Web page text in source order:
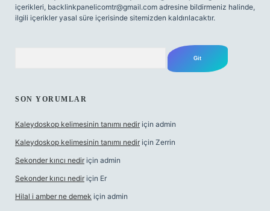
içerikleri, backlinkpanelicomtr@gmail.com adresine bildirmeniz halinde,
ilgili içerikler yasal süre içerisinde sitemizden kaldırılacaktır.
SON YORUMLAR
Kaleydoskop kelimesinin tanımı nedir için admin
Kaleydoskop kelimesinin tanımı nedir için Zerrin
Sekonder kırıcı nedir için admin
Sekonder kırıcı nedir için Er
Hilal i amber ne demek için admin